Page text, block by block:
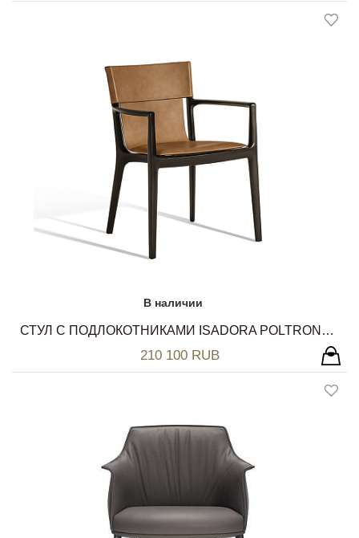
В наличии
СТУЛ С ПОДЛОКОТНИКАМИ ISADORA POLTRONA FRAU
210 100 RUB